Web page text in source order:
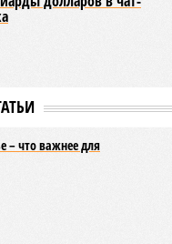
– что важнее для